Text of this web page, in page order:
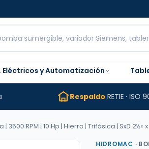
Eléctricos y Automatización
Respaldo RETIE · ISO
RPM | 10 Hp | Hierro | Trifásica | SxD 2½»
HIDROMAC ·